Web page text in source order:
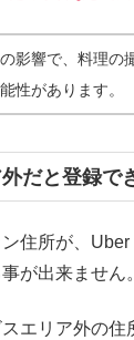
影響で、料理の
性があります。
だと登録で
住所が、Uber
が出来ません。
エリア外の住